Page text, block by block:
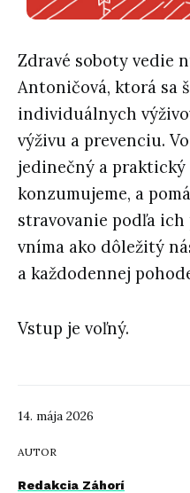
14. mája 2026
AUTOR
Redakcia Záhorí
Zdravé soboty vedie
Antoničová, ktorá sa
individuálnych
výživu a prevenciu.
jedinečný a praktický
konzumujeme, a
stravovanie podľa
vníma ako dôležitý
a každodennej
Vstup je voľný.